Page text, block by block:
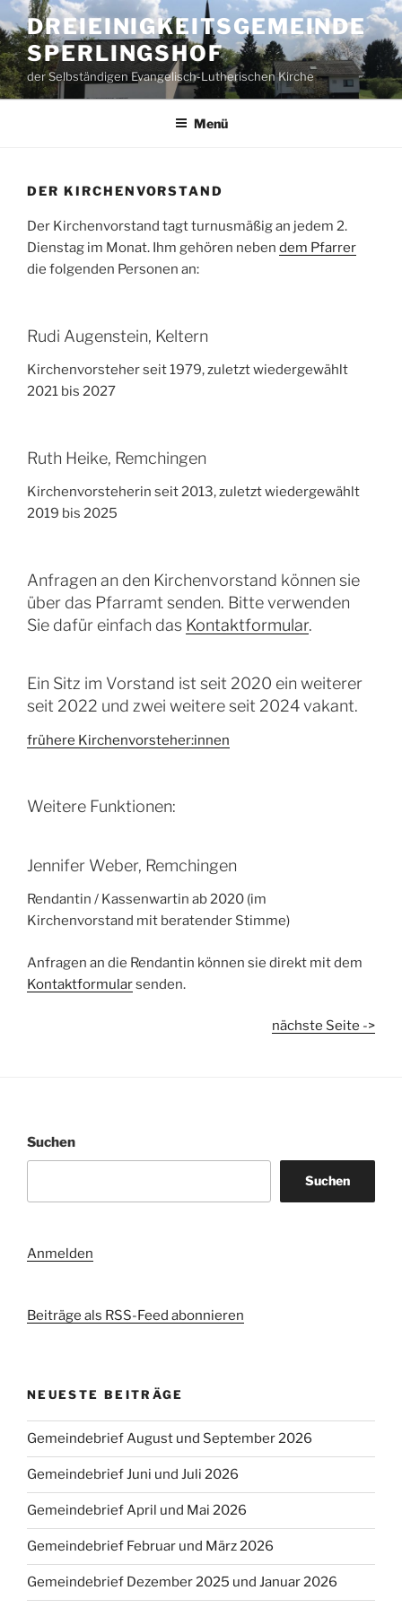
Zum
Inhalt
springen
DREIEINIGKEITSGEMEINDE
SPERLINGSHOF
der Selbständigen Evangelisch-Lutherischen Kirche
Menü
DER KIRCHENVORSTAND
Der Kirchenvorstand tagt turnusmäßig an jedem 2.
Dienstag im Monat. Ihm gehören neben dem Pfarrer
die folgenden Personen an:
Rudi Augenstein, Keltern
Kirchenvorsteher seit 1979, zuletzt wiedergewählt
2021 bis 2027
Ruth Heike, Remchingen
Kirchenvorsteherin seit 2013, zuletzt wiedergewählt
2019 bis 2025
Anfragen an den Kirchenvorstand können sie
über das Pfarramt senden. Bitte verwenden
Sie dafür einfach das Kontaktformular.
Ein Sitz im Vorstand ist seit 2020 ein weiterer
seit 2022 und zwei weitere seit 2024 vakant.
frühere Kirchenvorsteher:innen
Weitere Funktionen:
Jennifer Weber, Remchingen
Rendantin / Kassenwartin ab 2020 (im
Kirchenvorstand mit beratender Stimme)
Anfragen an die Rendantin können sie direkt mit dem
Kontaktformularsenden.
nächste Seite ->
Suchen
Suchen
Anmelden
Beiträge als RSS-Feed abonnieren
NEUESTE BEITRÄGE
Gemeindebrief August und September 2026
Gemeindebrief Juni und Juli 2026
Gemeindebrief April und Mai 2026
Gemeindebrief Februar und März 2026
Gemeindebrief Dezember 2025 und Januar 2026